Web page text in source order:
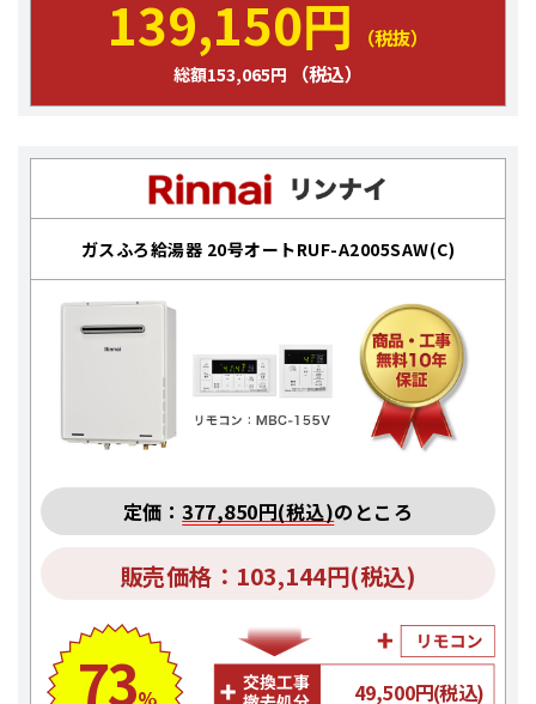
139,150円 （税抜）
総額153,065円 （税込）
ガスふろ給湯器 20号オートRUF-A2005SAW(C)
定価：377,850円(税込)のところ
販売価格：103,144円(税込)
73% 49,500円(税込)